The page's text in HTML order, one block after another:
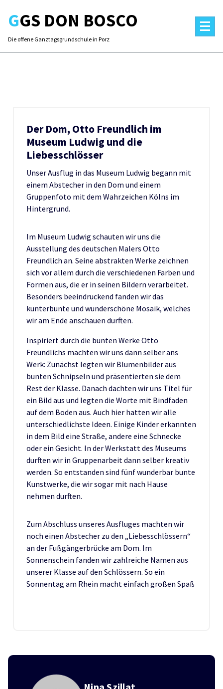
contentGGS DON BOSCO
Die offene Ganztagsgrundschule in Porz
Der Dom, Otto Freundlich im
Museum Ludwig und die
Liebesschlösser
Unser Ausflug in das Museum Ludwig begann mit
einem Abstecher in den Dom und einem
Gruppenfoto mit dem Wahrzeichen Kölns im
Hintergrund.
Im Museum Ludwig schauten wir uns die
Ausstellung des deutschen Malers Otto
Freundlich an. Seine abstrakten Werke zeichnen
sich vor allem durch die verschiedenen Farben und
Formen aus, die er in seinen Bildern verarbeitet.
Besonders beeindruckend fanden wir das
kunterbunte und wunderschöne Mosaik, welches
wir am Ende anschauen durften.
Inspiriert durch die bunten Werke Otto
Freundlichs machten wir uns dann selber ans
Werk: Zunächst legten wir Blumenbilder aus
bunten Schnipseln und präsentierten sie dem
Rest der Klasse. Danach dachten wir uns Titel für
ein Bild aus und legten die Worte mit Bindfaden
auf dem Boden aus. Auch hier hatten wir alle
unterschiedlichste Ideen. Einige Kinder erkannten
in dem Bild eine Straße, andere eine Schnecke
oder ein Gesicht. In der Werkstatt des Museums
durften wir in Gruppenarbeit dann selber kreativ
werden. So entstanden sind fünf wunderbar bunte
Kunstwerke, die wir sogar mit nach Hause
nehmen durften.
Zum Abschluss unseres Ausfluges machten wir
noch einen Abstecher zu den „Liebesschlössern“
an der Fußgängerbrücke am Dom. Im
Sonnenschein fanden wir zahlreiche Namen aus
unserer Klasse auf den Schlössern. So ein
Sonnentag am Rhein macht einfach großen Spaß